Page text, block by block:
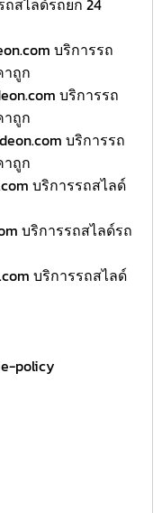
บริการรถ
าถูก
บริการรถ
าถูก
บริการรถ
าถูก
บริการรถสไลด์
บริการรถสไลด์รถ
บริการรถสไลด์
policy